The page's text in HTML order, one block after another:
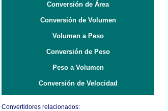
Conversión de Área
Conversión de Volumen
Volumen a Peso
Conversión de Peso
Peso a Volumen
Conversión de Velocidad
Convertidores relacionados: